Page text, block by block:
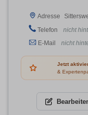
Adresse
Telefon
nicht
E-Mail
nicht
Jetzt
&